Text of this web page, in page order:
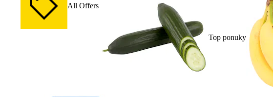
All Offers
Top ponuky